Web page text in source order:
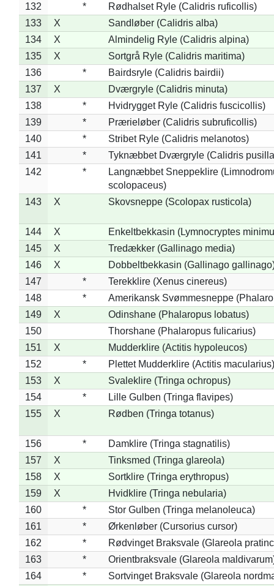
132
*
Rødhalset Ryle (Calidris ruficollis)
133
X
Sandløber (Calidris alba)
134
X
Almindelig Ryle (Calidris alpina)
135
X
Sortgrå Ryle (Calidris maritima)
136
*
Bairdsryle (Calidris bairdii)
137
X
Dværgryle (Calidris minuta)
138
*
Hvidrygget Ryle (Calidris fuscicollis)
139
*
Prærieløber (Calidris subruficollis)
140
*
Stribet Ryle (Calidris melanotos)
141
*
Tyknæbbet Dværgryle (Calidris
142
*
Langnæbbet Sneppeklire
scolopaceus)
143
X Skovsneppe (Scolopax rusticola)
144 X
Enkeltbekkasin (Lymnocryptes
145
X
Tredækker (Gallinago media)
146
X
Dobbeltbekkasin (Gallinago
147
*
Terekklire (Xenus cinereus)
148
*
Amerikansk Svømmesneppe
149
X
Odinshane (Phalaropus lobatus)
150
Thorshane (Phalaropus fulicarius)
151
X
Mudderklire (Actitis hypoleucos)
152
*
Plettet Mudderklire (Actitis macularius)
153
X
Svaleklire (Tringa ochropus)
154
*
Lille Gulben (Tringa flavipes)
155
X Rødben (Tringa totanus)
156 *
Damklire (Tringa stagnatilis)
157
X
Tinksmed (Tringa glareola)
158
X
Sortklire (Tringa erythropus)
159
X
Hvidklire (Tringa nebularia)
160
*
Stor Gulben (Tringa melanoleuca)
161
*
Ørkenløber (Cursorius cursor)
162
*
Rødvinget Braksvale (Glareola
163
*
Orientbraksvale (Glareola
164
*
Sortvinget Braksvale (Glareola